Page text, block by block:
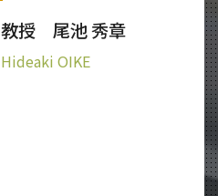
教授 尾池 秀章
Hideaki OIKE